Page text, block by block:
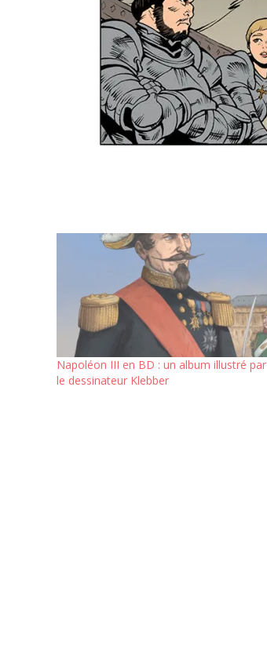
Napoléon III en BD : un album illustré par
le dessinateur Klebber